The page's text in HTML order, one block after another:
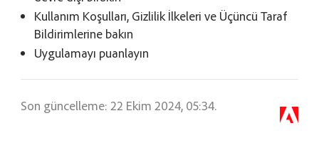
Kullanım Koşulları, Gizlilik İlkeleri ve Üçüncü Taraf
Bildirimlerine bakın
Uygulamayı puanlayın
Son güncelleme: 22 Ekim 2024, 05:34.